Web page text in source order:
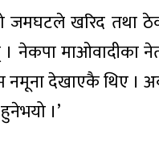
जमघटले खरिद तथा
नेकपा माओवादीका
नमूना देखाएकै थिए
।’